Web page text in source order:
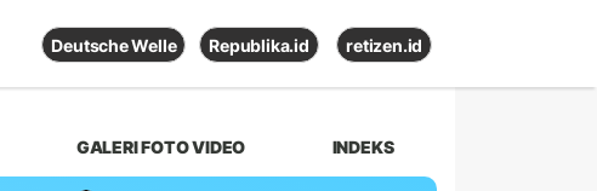
Deutsche Welle Republika.id retizen.id
GALERI FOTO VIDEO INDEKS